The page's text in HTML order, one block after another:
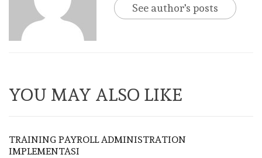
See author's posts
YOU MAY ALSO LIKE
TRAINING PAYROLL ADMINISTRATION
IMPLEMENTASI